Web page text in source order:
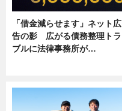
「借金減らせます」ネット広
告の影 広がる債務整理トラ
ブルに法律事務所が…